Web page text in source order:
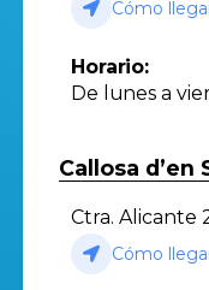
Cómo
Horario:
De lunes a
Callosa d’en
Ctra. Alicante
Cómo